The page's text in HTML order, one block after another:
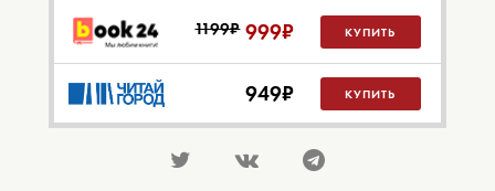
1199₽ 999₽ КУПИТЬ
949₽ КУПИТЬ